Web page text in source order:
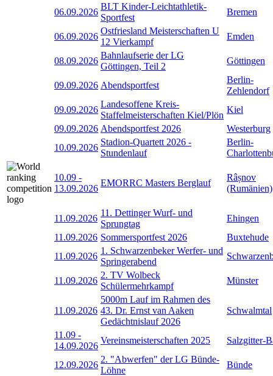
06.09.2026
BLT Kinder-Leichtathletik-
Sportfest
Bremen
06.09.2026
Ostfriesland Meisterschaften U
12 Vierkampf
Emden
08.09.2026
Bahnlaufserie der LG
Göttingen, Teil 2
Göttingen
09.09.2026 Abendsportfest
Berlin-
Zehlendorf
09.09.2026
Landesoffene Kreis-
Staffelmeisterschaften Kiel/Plön
Kiel
09.09.2026 Abendsportfest 2026
Westerburg
10.09.2026
Stadion-Quartett 2026 -
Stundenlauf
Berlin-
10.09 -
13.09.2026
EMORRC Masters Berglauf
Râșnov
(Rumänien)
11.09.2026
11. Dettinger Wurf- und
Sprungtag
Ehingen
11.09.2026 Sommersportfest 2026
Buxtehude
11.09.2026
1. Schwarzenbeker Werfer- und
Springerabend
11.09.2026
2. TV Wolbeck
Schülermehrkampf
Münster
11.09.2026
5000m Lauf im Rahmen des
43. Dr. Ernst van Aaken
Gedächtnislauf 2026
Schwalmtal
11.09 -
14.09.2026
Vereinsmeisterschaften 2025 Salzgitter-
12.09.2026
2. "Abwerfen" der LG Bünde-
Löhne
Bünde